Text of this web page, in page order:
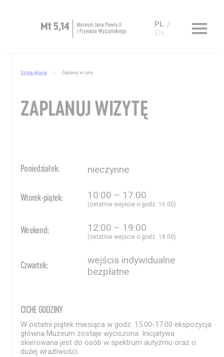
PL
EN
Zaplanuj wizytę
Muzeum dostępne
Strona główna Zaplanuj wizytę
ZAPLANUJ WIZYTĘ
Poniedziałek: nieczynne
Wtorek-piątek: 10:00 – 17:00
(ostatnie wejście o godz. 16:00)
Weekend: 12:00 – 19:00
(ostatnie wejście o godz. 18:00)
Czwartek:
wejścia indywidualne
bezpłatne
CICHE GODZINY
W ostatni piątek miesiąca w godz. 15.00-17.00 ekspozycja
główna Muzeum zostaje wyciszona. Inicjatywa
skierowana jest do osób w spektrum autyzmu oraz o
dużej wrażliwości.